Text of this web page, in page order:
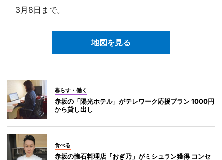
3月8日まで。
地図を見る
暮らす・働く
赤坂の「陽光ホテル」がテレワーク応援プラン 1000円
から貸し出し
食べる
赤坂の懐石料理店「おぎ乃」がミシュラン獲得 コンセ